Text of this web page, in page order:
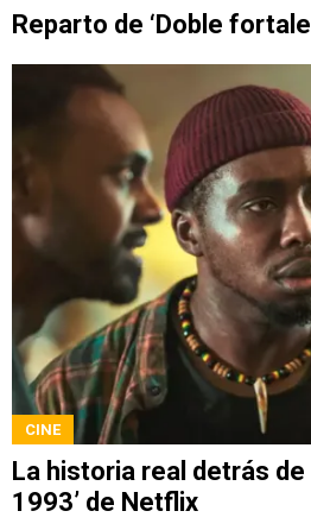
Reparto de ‘Doble
CINE
La historia real detrás de
1993’ de Netflix